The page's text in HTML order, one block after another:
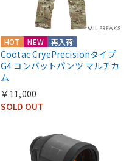
HOT NEW 再入荷
Cootac CryePrecisionタイプ
G4 コンバットパンツ マルチカ
ム
￥11,000
SOLD OUT